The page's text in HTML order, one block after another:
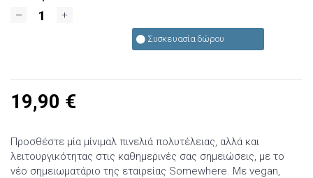
Συσκευασία δώρου
19,90 €
Προσθέστε μία μίνιμαλ πινελιά πολυτέλειας, αλλά και
λειτουργικότητας στις καθημερινές σας σημειώσεις, με το
νέο σημειωματάριο της εταιρείας Somewhere. Με vegan,